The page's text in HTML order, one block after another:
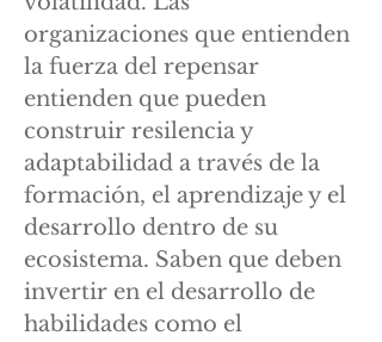
organizaciones que entienden
la fuerza del repensar
entienden que pueden
construir resilencia y
adaptabilidad a través de la
formación, el aprendizaje y el
desarrollo dentro de su
ecosistema. Saben que deben
invertir en el desarrollo de
habilidades como el